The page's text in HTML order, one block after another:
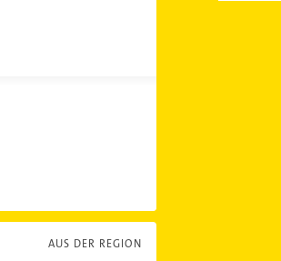
AUS DER REGION